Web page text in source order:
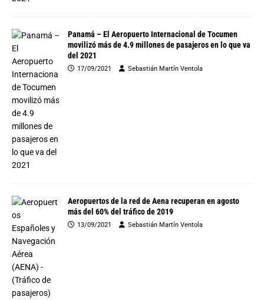
Panamá – El Aeropuerto Internacional de Tocumen
movilizó más de 4.9 millones de pasajeros en lo que va
del 2021
17/09/2021 Sebastián Martín Ventola
Aeropuertos de la red de Aena recuperan en agosto
más del 60% del tráfico de 2019
13/09/2021 Sebastián Martín Ventola